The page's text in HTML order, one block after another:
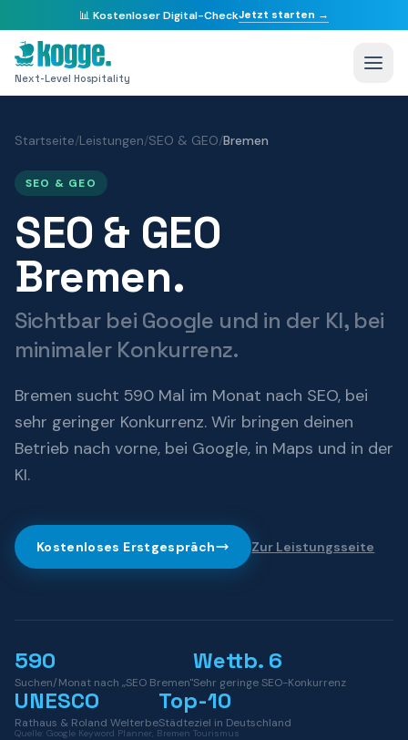
📊 Kostenloser Digital-CheckJetzt starten →
Next-Level Hospitality
Startseite/Leistungen/SEO & GEO/Bremen
SEO & GEO
SEO & GEO
Bremen.
Sichtbar bei Google und in der KI, bei
minimaler Konkurrenz.
Bremen sucht 590 Mal im Monat nach SEO, bei
sehr geringer Konkurrenz. Wir bringen deinen
Betrieb nach vorne, bei Google, in Maps und in der
KI.
Kostenloses Erstgespräch Zur Leistungsseite
590
Suchen/Monat nach „SEO Bremen"
Wettb. 6
Sehr geringe SEO-Konkurrenz
UNESCO
Rathaus & Roland Welterbe
Top-10
Städteziel in Deutschland
Quelle: Google Keyword Planner, Bremen Tourismus